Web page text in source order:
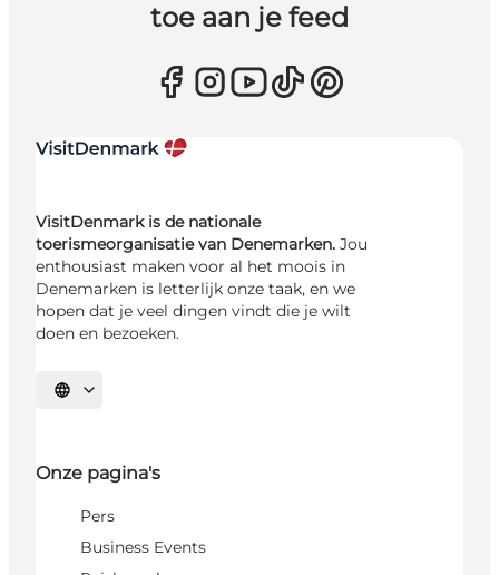
toe aan je feed
VisitDenmark is de nationale
toerismeorganisatie van Denemarken. Jou
enthousiast maken voor al het moois in
Denemarken is letterlijk onze taak, en we
hopen dat je veel dingen vindt die je wilt
doen en bezoeken.
Selecteer taal
Onze pagina's
Pers
Business Events